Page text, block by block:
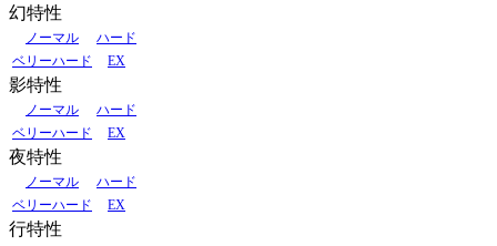
幻特性
ノーマル
ハード
ベリーハード
EX
影特性
ノーマル
ハード
ベリーハード
EX
夜特性
ノーマル
ハード
ベリーハード
EX
行特性